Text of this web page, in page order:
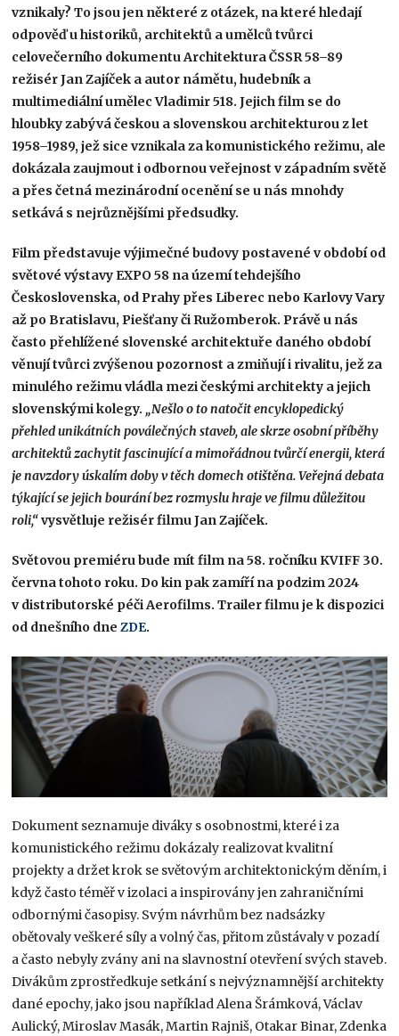
vznikaly? To jsou jen některé z otázek, na které hledají
odpověď u historiků, architektů a umělců tvůrci
celovečerního dokumentu Architektura ČSSR 58–89
režisér Jan Zajíček a autor námětu, hudebník a
multimediální umělec Vladimir 518. Jejich film se do
hloubky zabývá českou a slovenskou architekturou z let
1958–1989, jež sice vznikala za komunistického režimu, ale
dokázala zaujmout i odbornou veřejnost v západním světě
a přes četná mezinárodní ocenění se u nás mnohdy
setkává s nejrůznějšími předsudky.
Film představuje výjimečné budovy postavené v období od
světové výstavy EXPO 58 na území tehdejšího
Československa, od Prahy přes Liberec nebo Karlovy Vary
až po Bratislavu, Piešťany či Ružomberok. Právě u nás
často přehlížené slovenské architektuře daného období
věnují tvůrci zvýšenou pozornost a zmiňují i rivalitu, jež za
minulého režimu vládla mezi českými architekty a jejich
slovenskými kolegy.„Nešlo o to natočit encyklopedický
přehled unikátních poválečných staveb, ale skrze osobní příběhy
architektů zachytit fascinující a mimořádnou tvůrčí energii, která
je navzdory úskalím doby v těch domech otištěna. Veřejná debata
týkající se jejich bourání bez rozmyslu hraje ve filmu důležitou
roli,“vysvětluje režisér filmu Jan Zajíček.
Světovou premiéru bude mít film na 58. ročníku KVIFF 30.
června tohoto roku. Do kin pak zamíří na podzim 2024
v distributorské péči Aerofilms. Trailer filmu je k dispozici
od dnešního dneZDE.
Dokument seznamuje diváky s osobnostmi, které i za
komunistického režimu dokázaly realizovat kvalitní
projekty a držet krok se světovým architektonickým děním, i
když často téměř v izolaci a inspirovány jen zahraničními
odbornými časopisy. Svým návrhům bez nadsázky
obětovaly veškeré síly a volný čas, přitom zůstávaly v pozadí
a často nebyly zvány ani na slavnostní otevření svých staveb.
Divákům zprostředkuje setkání s nejvýznamnější architekty
dané epochy, jako jsou například Alena Šrámková, Václav
Aulický, Miroslav Masák, Martin Rajniš, Otakar Binar, Zdenka